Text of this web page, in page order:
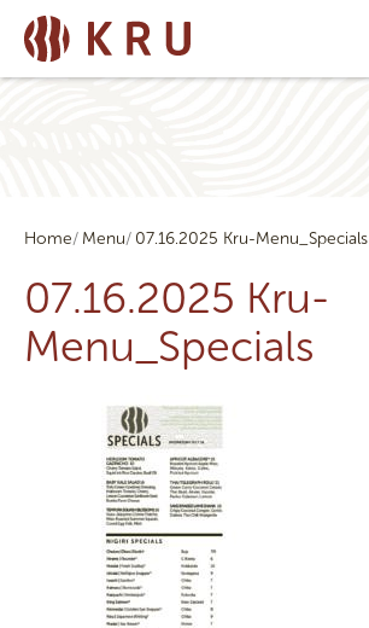
Home Menu 07.16.2025 Kru-Menu_Specials
07.16.2025 Kru-
Menu_Specials